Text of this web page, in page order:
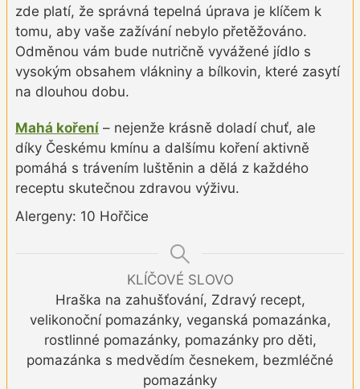
zde platí, že správná tepelná úprava je klíčem k
tomu, aby vaše zažívání nebylo přetěžováno.
Odměnou vám bude nutričně vyvážené jídlo s
vysokým obsahem vlákniny a bílkovin, které zasytí
na dlouhou dobu.
Mahá koření – nejenže krásně doladí chuť, ale
díky Českému kmínu a dalšímu koření aktivně
pomáhá s trávením luštěnin a dělá z každého
receptu skutečnou zdravou výživu.
Alergeny: 10 Hořčice
KLÍČOVÉ SLOVO
Hraška na zahušťování, Zdravý recept,
velikonoční pomazánky, veganská pomazánka,
rostlinné pomazánky, pomazánky pro děti,
pomazánka s medvědím česnekem, bezmléčné
pomazánky